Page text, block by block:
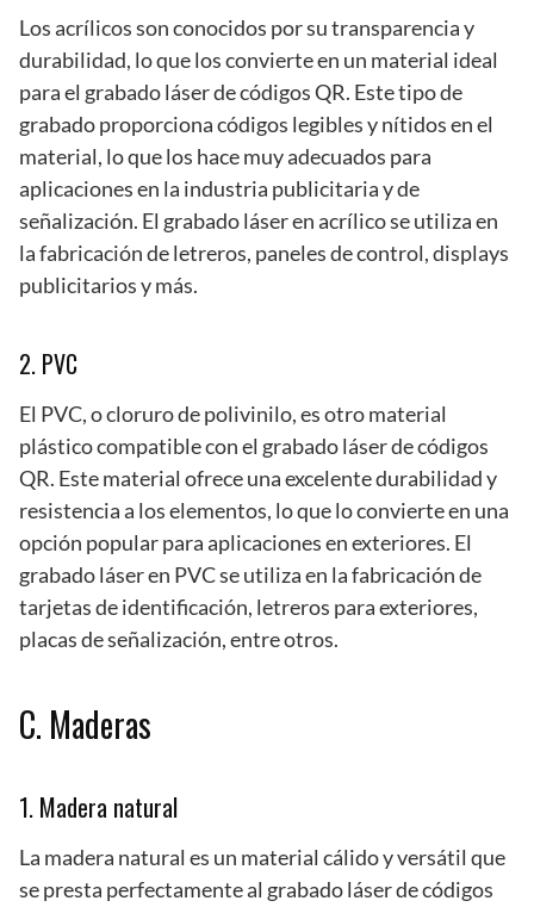
Los acrílicos son conocidos por su transparencia y
durabilidad, lo que los convierte en un material ideal
para el grabado láser de códigos QR. Este tipo de
grabado proporciona códigos legibles y nítidos en el
material, lo que los hace muy adecuados para
aplicaciones en la industria publicitaria y de
señalización. El grabado láser en acrílico se utiliza en
la fabricación de letreros, paneles de control, displays
publicitarios y más.
2. PVC
El PVC, o cloruro de polivinilo, es otro material
plástico compatible con el grabado láser de códigos
QR. Este material ofrece una excelente durabilidad y
resistencia a los elementos, lo que lo convierte en una
opción popular para aplicaciones en exteriores. El
grabado láser en PVC se utiliza en la fabricación de
tarjetas de identificación, letreros para exteriores,
placas de señalización, entre otros.
C. Maderas
1. Madera natural
La madera natural es un material cálido y versátil que
se presta perfectamente al grabado láser de códigos